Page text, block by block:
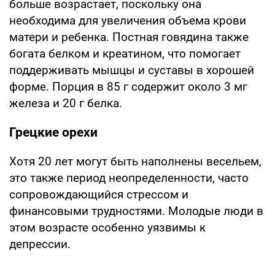
больше возрастает, поскольку она
необходима для увеличения объема крови
матери и ребенка. Постная говядина также
богата белком и креатином, что помогает
поддерживать мышцы и суставы в хорошей
форме. Порция в 85 г содержит около 3 мг
железа и 20 г белка.
Грецкие орехи
Хотя 20 лет могут быть наполнены весельем,
это также период неопределенности, часто
сопровождающийся стрессом и
финансовыми трудностями. Молодые люди в
этом возрасте особенно уязвимы к
депрессии.